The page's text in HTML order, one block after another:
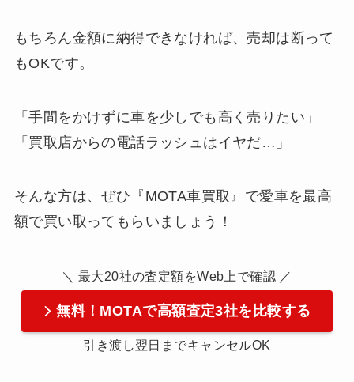
もちろん金額に納得できなければ、売却は断って
もOKです。
「手間をかけずに車を少しでも高く売りたい」
「買取店からの電話ラッシュはイヤだ…」
そんな方は、ぜひ『MOTA車買取』で愛車を最高
額で買い取ってもらいましょう！
＼ 最大20社の査定額をWeb上で確認 ／
無料！MOTAで高額査定3社を比較する
引き渡し翌日までキャンセルOK